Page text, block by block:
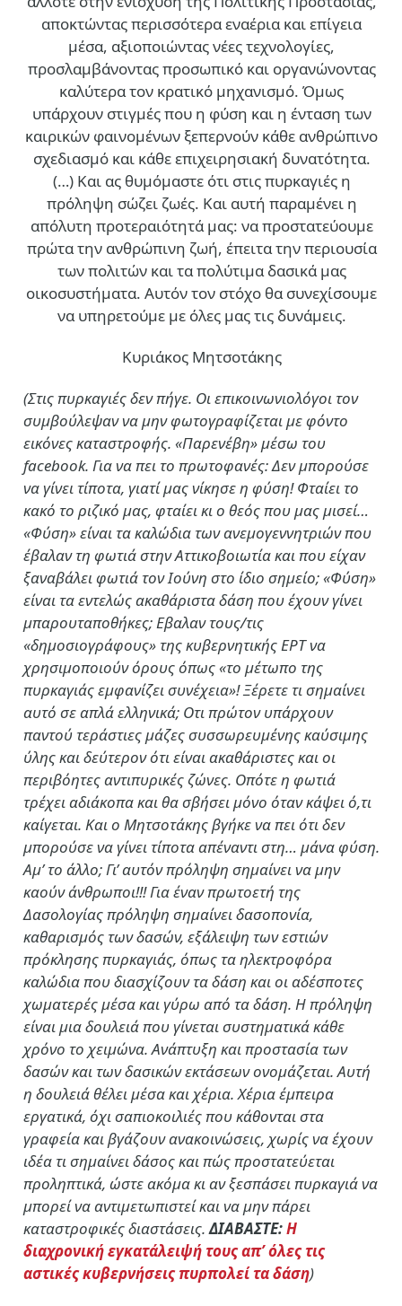
αποκτώντας περισσότερα εναέρια και επίγεια
μέσα, αξιοποιώντας νέες τεχνολογίες,
προσλαμβάνοντας προσωπικό και οργανώνοντας
καλύτερα τον κρατικό μηχανισμό. Όμως
υπάρχουν στιγμές που η φύση και η ένταση των
καιρικών φαινομένων ξεπερνούν κάθε ανθρώπινο
σχεδιασμό και κάθε επιχειρησιακή δυνατότητα.
(…) Και ας θυμόμαστε ότι στις πυρκαγιές η
πρόληψη σώζει ζωές. Και αυτή παραμένει η
απόλυτη προτεραιότητά μας: να προστατεύουμε
πρώτα την ανθρώπινη ζωή, έπειτα την περιουσία
των πολιτών και τα πολύτιμα δασικά μας
οικοσυστήματα. Αυτόν τον στόχο θα συνεχίσουμε
να υπηρετούμε με όλες μας τις δυνάμεις.
Κυριάκος Μητσοτάκης
(Στις πυρκαγιές δεν πήγε. Οι επικοινωνιολόγοι τον
συμβούλεψαν να μην φωτογραφίζεται με φόντο
εικόνες καταστροφής. «Παρενέβη» μέσω του
facebook. Για να πει το πρωτοφανές: Δεν μπορούσε
να γίνει τίποτα, γιατί μας νίκησε η φύση! Φταίει το
κακό το ριζικό μας, φταίει κι ο θεός που μας μισεί…
«Φύση» είναι τα καλώδια των ανεμογεννητριών που
έβαλαν τη φωτιά στην Αττικοβοιωτία και που είχαν
ξαναβάλει φωτιά τον Ιούνη στο ίδιο σημείο; «Φύση»
είναι τα εντελώς ακαθάριστα δάση που έχουν γίνει
μπαρουταποθήκες; Εβαλαν τους/τις
«δημοσιογράφους» της κυβερνητικής ΕΡΤ να
χρησιμοποιούν όρους όπως «το μέτωπο της
πυρκαγιάς εμφανίζει συνέχεια»! Ξέρετε τι σημαίνει
αυτό σε απλά ελληνικά; Οτι πρώτον υπάρχουν
παντού τεράστιες μάζες συσσωρευμένης καύσιμης
ύλης και δεύτερον ότι είναι ακαθάριστες και οι
περιβόητες αντιπυρικές ζώνες. Οπότε η φωτιά
τρέχει αδιάκοπα και θα σβήσει μόνο όταν κάψει ό,τι
καίγεται. Και ο Μητσοτάκης βγήκε να πει ότι δεν
μπορούσε να γίνει τίποτα απέναντι στη… μάνα φύση.
Αμ’ το άλλο; Γι’ αυτόν πρόληψη σημαίνει να μην
καούν άνθρωποι!!! Για έναν πρωτοετή της
Δασολογίας πρόληψη σημαίνει δασοπονία,
καθαρισμός των δασών, εξάλειψη των εστιών
πρόκλησης πυρκαγιάς, όπως τα ηλεκτροφόρα
καλώδια που διασχίζουν τα δάση και οι αδέσποτες
χωματερές μέσα και γύρω από τα δάση. Η πρόληψη
είναι μια δουλειά που γίνεται συστηματικά κάθε
χρόνο το χειμώνα. Ανάπτυξη και προστασία των
δασών και των δασικών εκτάσεων ονομάζεται. Αυτή
η δουλειά θέλει μέσα και χέρια. Χέρια έμπειρα
εργατικά, όχι σαπιοκοιλιές που κάθονται στα
γραφεία και βγάζουν ανακοινώσεις, χωρίς να έχουν
ιδέα τι σημαίνει δάσος και πώς προστατεύεται
προληπτικά, ώστε ακόμα κι αν ξεσπάσει πυρκαγιά να
μπορεί να αντιμετωπιστεί και να μην πάρει
καταστροφικές διαστάσεις.ΔΙΑΒΑΣΤΕ:Η
διαχρονική εγκατάλειψή τους απ’ όλες τις
αστικές κυβερνήσεις πυρπολεί τα δάση)